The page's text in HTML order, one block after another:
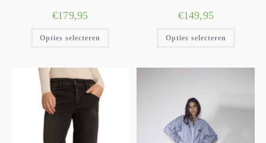
€179,95
Opties selecteren
€149,95
Opties selecteren